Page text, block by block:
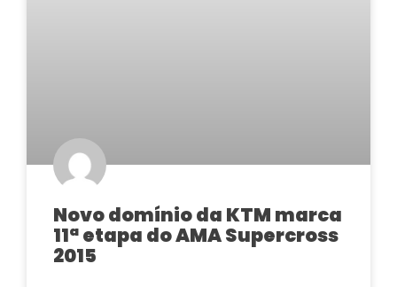
Novo domínio da KTM marca
11ª etapa do AMA Supercross
2015